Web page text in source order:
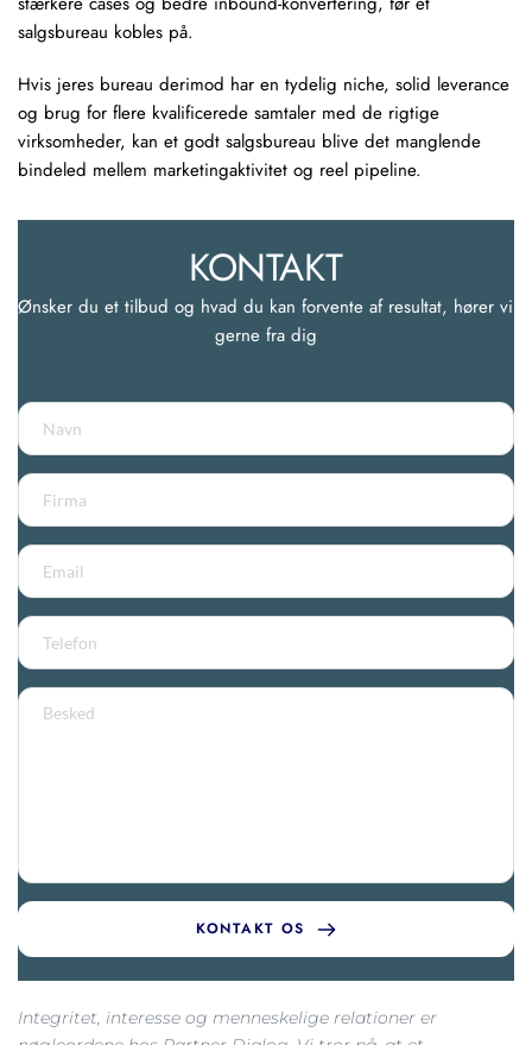
salgsbureau kobles på.
Hvis jeres bureau derimod har en tydelig niche, solid leverance
og brug for flere kvalificerede samtaler med de rigtige
virksomheder, kan et godt salgsbureau blive det manglende
bindeled mellem marketingaktivitet og reel pipeline.
KONTAKT
Ønsker du et tilbud og hvad du kan forvente af resultat, hører vi
gerne fra dig
KONTAKT OS
Integritet, interesse og menneskelige relationer er